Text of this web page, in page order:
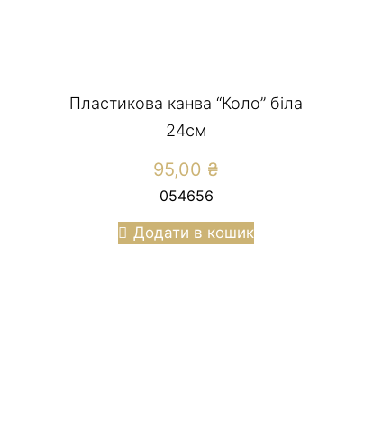
Пластикова канва “Коло” біла
24см
95,00 ₴
054656
Додати в кошик